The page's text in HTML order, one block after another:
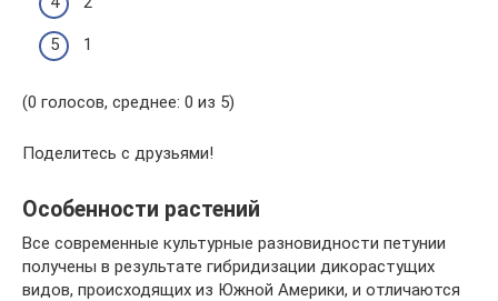
1
(0 голосов, среднее: 0 из 5)
Поделитесь с друзьями!
Особенности растений
Все современные культурные разновидности петунии
получены в результате гибридизации дикорастущих
видов, происходящих из Южной Америки, и отличаются